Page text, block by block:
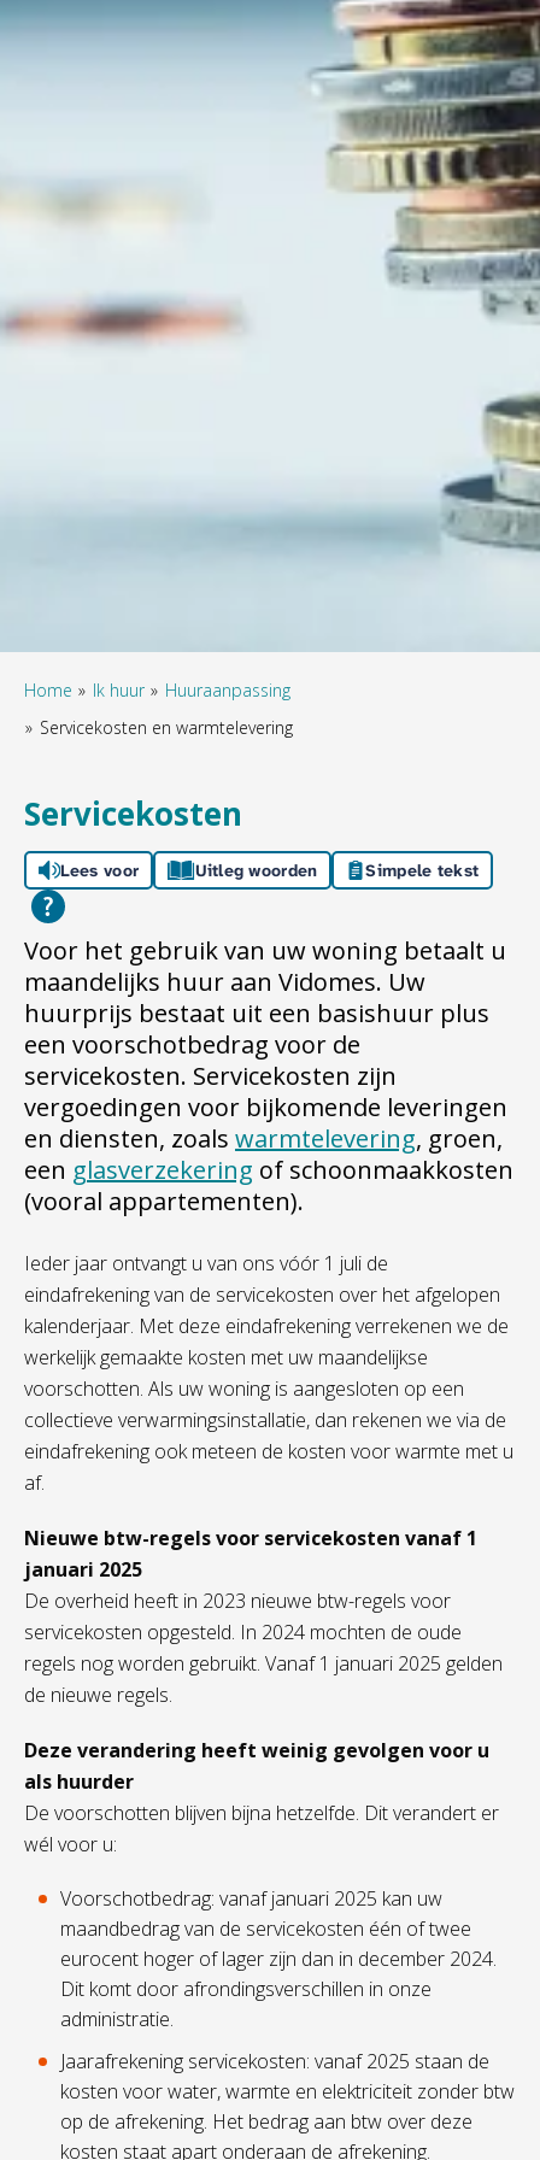
Home Ik huur
Huuraanpassing
Servicekosten en warmtelevering
Servicekosten
Lees voor Uitleg woorden Simpele tekst
Voor het gebruik van uw woning betaalt u
maandelijks huur aan Vidomes. Uw
huurprijs bestaat uit een basishuur plus
een voorschotbedrag voor de
servicekosten. Servicekosten zijn
vergoedingen voor bijkomende leveringen
en diensten, zoals warmtelevering, groen,
een glasverzekering of schoonmaakkosten
(vooral appartementen).
Ieder jaar ontvangt u van ons vóór 1 juli de
eindafrekening van de servicekosten over het afgelopen
kalenderjaar. Met deze eindafrekening verrekenen we de
werkelijk gemaakte kosten met uw maandelijkse
voorschotten. Als uw woning is aangesloten op een
collectieve verwarmingsinstallatie, dan rekenen we via de
eindafrekening ook meteen de kosten voor warmte met u
af.
Nieuwe btw-regels voor servicekosten vanaf 1
januari 2025
De overheid heeft in 2023 nieuwe btw-regels voor
servicekosten opgesteld. In 2024 mochten de oude
regels nog worden gebruikt. Vanaf 1 januari 2025 gelden
de nieuwe regels.
Deze verandering heeft weinig gevolgen voor u
als huurder
De voorschotten blijven bijna hetzelfde. Dit verandert er
wél voor u:
Voorschotbedrag: vanaf januari 2025 kan uw
maandbedrag van de servicekosten één of twee
eurocent hoger of lager zijn dan in december 2024.
Dit komt door afrondingsverschillen in onze
administratie.
Jaarafrekening servicekosten: vanaf 2025 staan de
kosten voor water, warmte en elektriciteit zonder btw
op de afrekening. Het bedrag aan btw over deze
kosten staat apart onderaan de afrekening.